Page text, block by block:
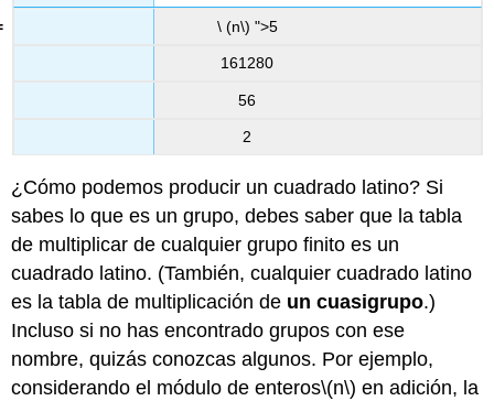
\ (n\) ">5
161280
56
2
¿Cómo podemos producir un cuadrado latino? Si
sabes lo que es un grupo, debes saber que la tabla
de multiplicar de cualquier grupo finito es un
cuadrado latino. (También, cualquier cuadrado latino
es la tabla de multiplicación de un cuasigrupo.)
Incluso si no has encontrado grupos con ese
nombre, quizás conozcas algunos. Por ejemplo,
considerando el módulo de enteros\(n\) en adición, la